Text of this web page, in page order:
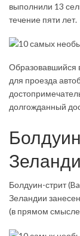
выполнили 13
течение пяти лет.
Образовавшийся
для проезда
долгожданный
Болдуин-стрит
Зеландии
(в прямом смысле